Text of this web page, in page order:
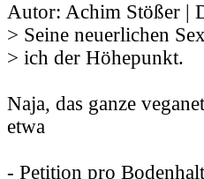
Autor: Achim Stößer |
> Seine neuerlichen
> ich der Höhepunkt.
Naja, das ganze
etwa
- Petition pro